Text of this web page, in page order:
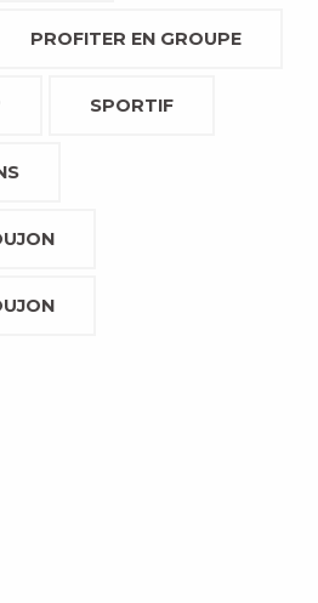
PROFITER EN GROUPE
SPORTIF